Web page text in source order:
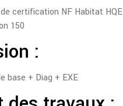
certification NF Habitat HQE
150
:
base + Diag + EXE